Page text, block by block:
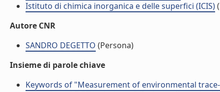
Istituto di chimica inorganica e delle superfici (ICIS)
Autore CNR
SANDRO DEGETTO (Persona)
Insieme di parole chiave
Keywords of "Measurement of environmental